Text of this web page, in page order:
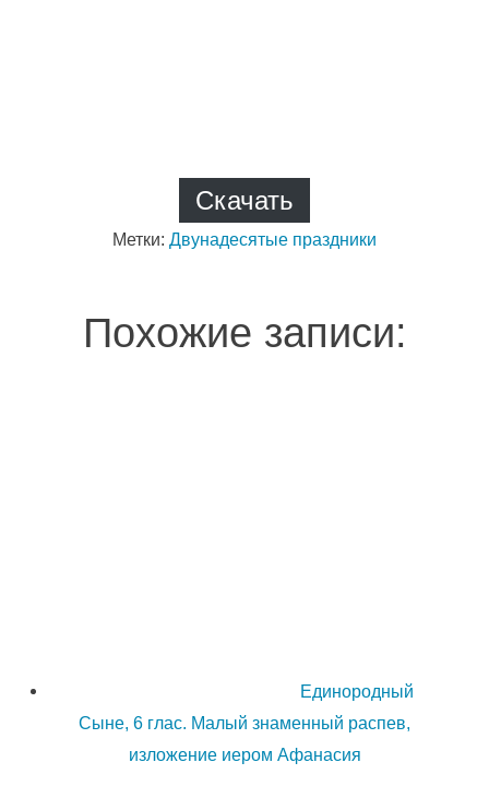
Скачать
Метки: Двунадесятые праздники
Похожие записи:
Единородный
Сыне, 6 глас. Малый знаменный распев,
изложение иером Афанасия